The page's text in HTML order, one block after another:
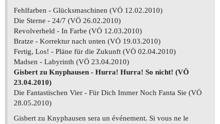
Fehlfarben - Glücksmaschinen (VÖ 12.02.2010)
Die Sterne - 24/7 (VÖ 26.02.2010)
Revolverheld - In Farbe (VÖ 12.03.2010)
Bratze - Korrektur nach unten (VÖ 19.03.2010)
Fertig, Los! - Pläne für die Zukunft (VÖ 02.04.2010)
Madsen - Labyrinth (VÖ 23.04.2010)
Gisbert zu Knyphausen - Hurra! Hurra! So nicht! (VÖ
23.04.2010)
Die Fantastischen Vier - Für Dich Immer Noch Fanta Sie (VÖ
28.05.2010)
Gisbert zu Knyphausen sera un événement. Si vous ne le